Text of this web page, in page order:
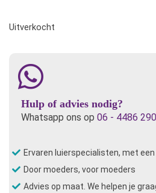
Uitverkocht
Hulp of advies nodig?
Whatsapp ons op 06 - 4486
Ervaren luierspecialisten, met
Door moeders, voor moeders
Advies op maat. We helpen je